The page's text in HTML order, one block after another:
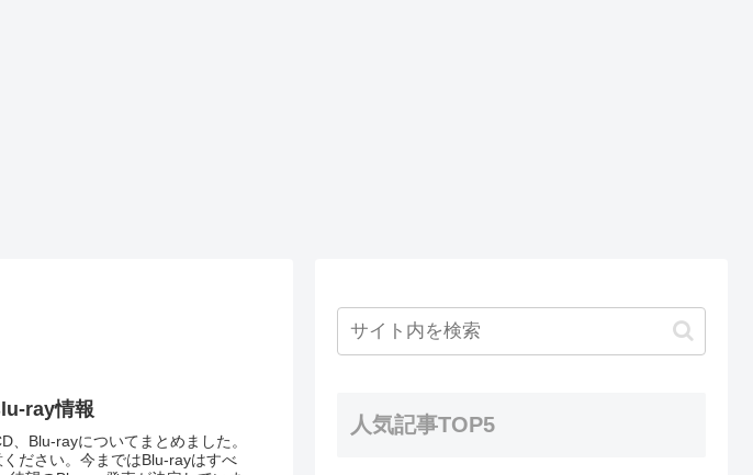
ray情報
、Blu-rayについてまとめました。
ださい。今まではBlu-rayはすべ
人気記事TOP5